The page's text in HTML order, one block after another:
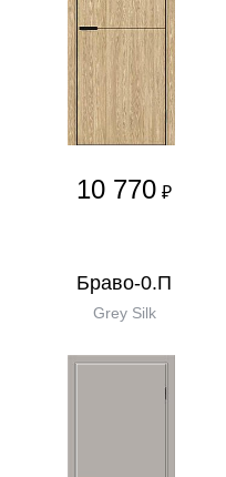
10 770 ₽
Браво-0.П
Grey Silk